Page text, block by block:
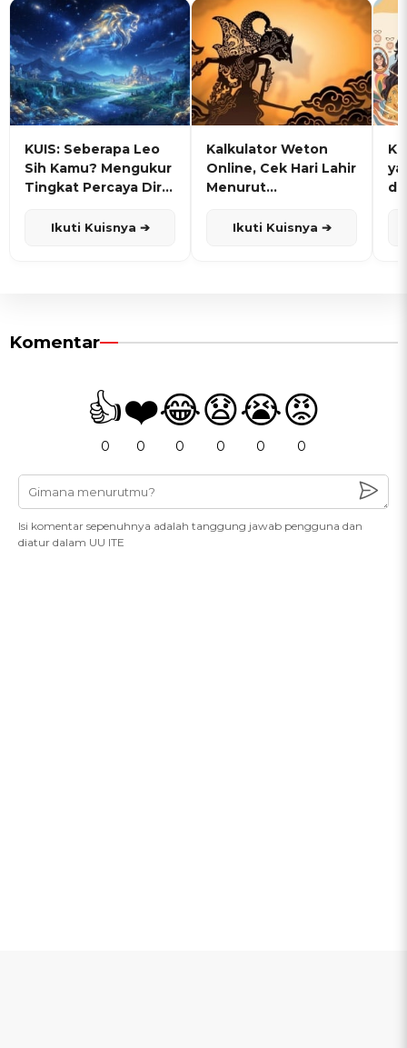
KUIS: Seberapa Leo
Sih Kamu? Mengukur
Tingkat Percaya Diri
Ikuti Kuisnya ➔
Kalkulator Weton
Online, Cek Hari Lahir
Menurut
Ikuti Kuisnya ➔
Komentar
👍
0
❤️
0
😂
0
😧
0
😭
0
😡
0
Isi komentar sepenuhnya adalah tanggung jawab pengguna dan
diatur dalam UU ITE